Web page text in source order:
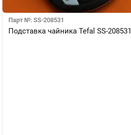
Парт №: SS-208531
Подставка чайника Tefal SS-208531